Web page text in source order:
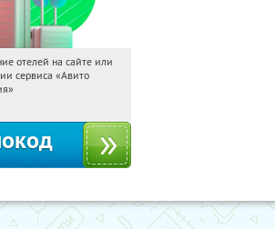
Получи первым!
отелей на сайте или
сервиса «Авито